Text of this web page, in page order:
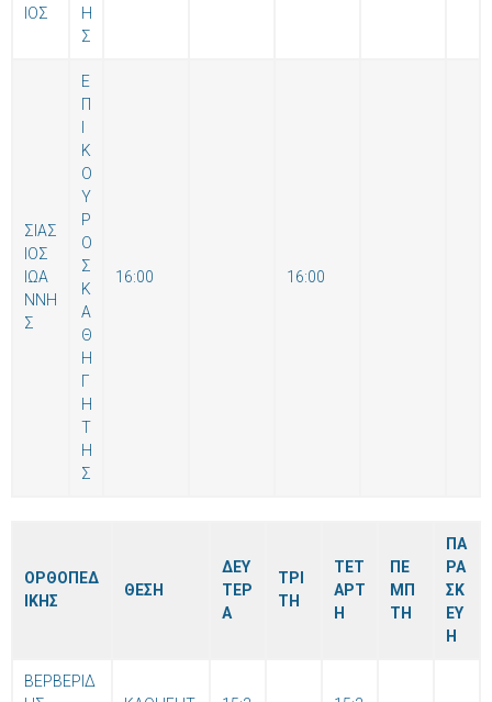
ΙΟΣ
Η
Σ
ΣΙΑΣ
ΙΟΣ
ΙΩΑ
ΝΝΗ
Σ
Ε
Π
Κ
Ο
Υ
Ρ
Ο
Σ
Κ
Α
Θ
Η
Γ
Η
Τ
Η
Σ
16:00 16:00
ΟΡΘΟΠΕΔ
ΙΚΗΣ
ΘΕΣΗ
ΔΕΥ
ΤΕΡ
Α
ΤΡΙ
ΤΗ
ΤΕΤ
ΑΡΤ
Η
ΠΕ
ΜΠ
ΤΗ
ΠΑ
ΡΑ
ΣΚ
ΕΥ
Η
ΒΕΡΒΕΡΙΔ